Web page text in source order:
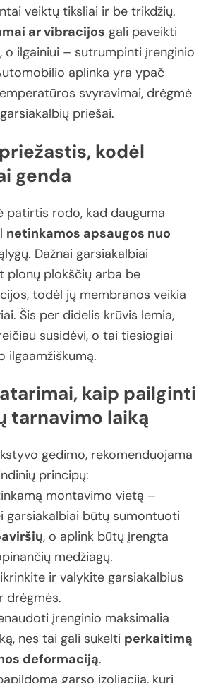
veiktų tiksliai ir be trikdžių.
ar vibracijos gali paveikti
o ilgainiui – sutrumpinti įrenginio
aplinka yra ypač
svyravimai, drėgmė
priešai.
kodėl
genda
patirtis rodo, kad dauguma
netinkamos apsaugos nuo
Dažnai garsiakalbiai
plonų plokščių arba be
todėl jų membranos veikia
Šis per didelis krūvis lemia,
susidėvi, o tai tiesiogiai
ilgaamžiškumą.
kaip pailginti
tarnavimo laiką
gedimo, rekomenduojama
principų:
montavimo vietą –
garsiakalbiai būtų sumontuoti
, o aplink būtų įrengta
medžiagų.
ir valykite garsiakalbius
drėgmės.
įrenginio maksimalia
nes tai gali sukelti perkaitimą
deformaciją.
garso izoliaciją, kuri